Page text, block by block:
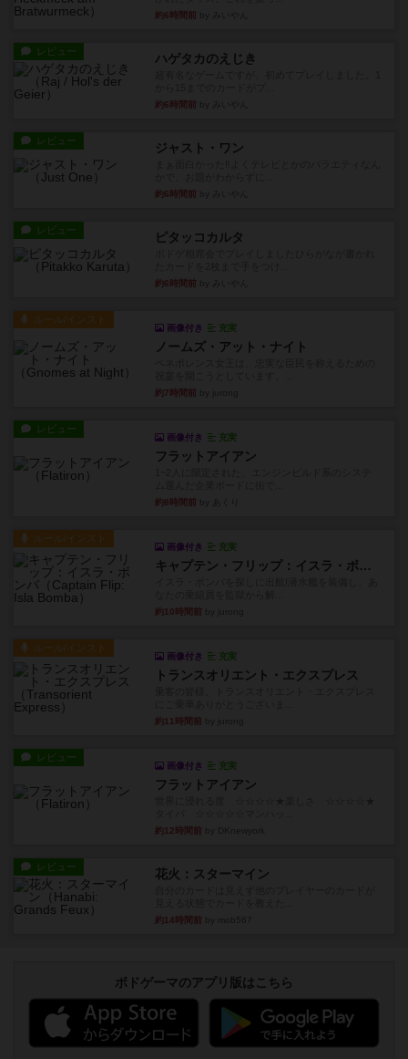
約6時間前
レビュー ハゲタカのえじき
約6時間前
レビュー ジャスト・ワン
約6時間前
レビュー ピタッコカルタ
約6時間前
ルール/インスト
画像付き 充実
ノームズ・アット・ナイト
約7時間前
レビュー
画像付き 充実
フラットアイアン
約8時間前
ルール/インスト
画像付き 充実
キャプテン・フリップ：イスラ・ボンバ
約10時間前
ルール/インスト
画像付き 充実
トランスオリエント・エクスプレス
約11時間前
レビュー
画像付き 充実
フラットアイアン
約12時間前
レビュー 花火：スターマイン
約14時間前
ボドゲーマのアプリ版はこちら